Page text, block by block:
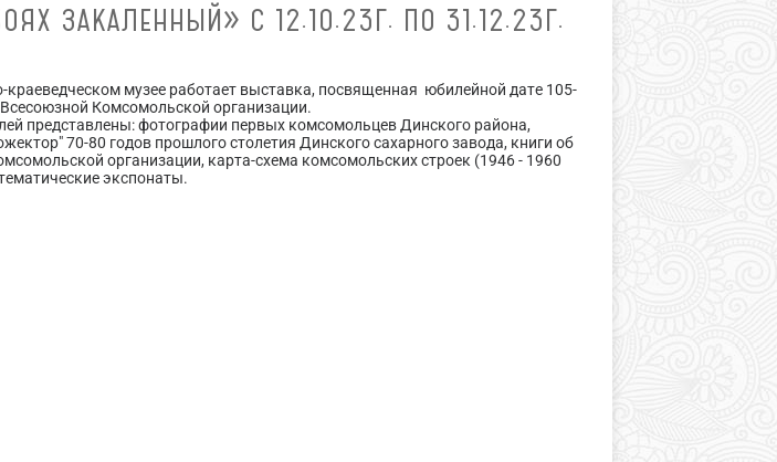
ЗАКАЛЕННЫЙ» С 12.10.23Г. ПО 31.12.23Г.
музее работает выставка, посвященная юбилейной дате 105-
Комсомольской организации.
представлены: фотографии первых комсомольцев Динского района,
70-80 годов прошлого столетия Динского сахарного завода, книги об
организации, карта-схема комсомольских строек (1946 - 1960
экспонаты.